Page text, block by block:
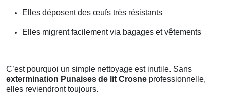
Elles déposent des œufs très résistants
Elles migrent facilement via bagages et vêtements
C’est pourquoi un simple nettoyage est inutile. Sans
extermination Punaises de lit Crosne professionnelle,
elles reviendront toujours.